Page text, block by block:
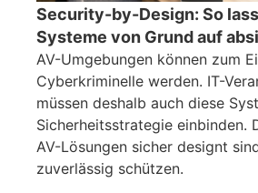
Security-by-Design: So
Systeme von Grund auf
AV-Umgebungen können zum
Cyberkriminelle werden. IT-
müssen deshalb auch diese
Sicherheitsstrategie einbinden.
AV-Lösungen sicher designt
zuverlässig schützen.